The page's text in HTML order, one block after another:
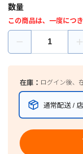
数量
この商品は、一度につ
在庫： ログイン後、
通常配送 /